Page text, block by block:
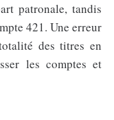
patronale, tandis
421. Une erreur
des titres en
les comptes et